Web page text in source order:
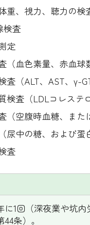
重、視力、聴力の検
検査
定
（血色素量、赤血球
査（ALT、AST、γ-GT
検査（LDLコレステ
（空腹時血糖、また
尿中の糖、および蛋
査
に1回（深夜業や坑
条）。